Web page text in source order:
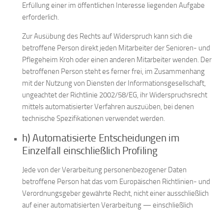
Erfüllung einer im öffentlichen Interesse liegenden Aufgabe
erforderlich.
Zur Ausübung des Rechts auf Widerspruch kann sich die
betroffene Person direkt jeden Mitarbeiter der Senioren- und
Pflegeheim Kroh oder einen anderen Mitarbeiter wenden. Der
betroffenen Person steht es ferner frei, im Zusammenhang
mit der Nutzung von Diensten der Informationsgesellschaft,
ungeachtet der Richtlinie 2002/58/EG, ihr Widerspruchsrecht
mittels automatisierter Verfahren auszuüben, bei denen
technische Spezifikationen verwendet werden.
h) Automatisierte Entscheidungen im
Einzelfall einschließlich Profiling
Jede von der Verarbeitung personenbezogener Daten
betroffene Person hat das vom Europäischen Richtlinien- und
Verordnungsgeber gewährte Recht, nicht einer ausschließlich
auf einer automatisierten Verarbeitung — einschließlich